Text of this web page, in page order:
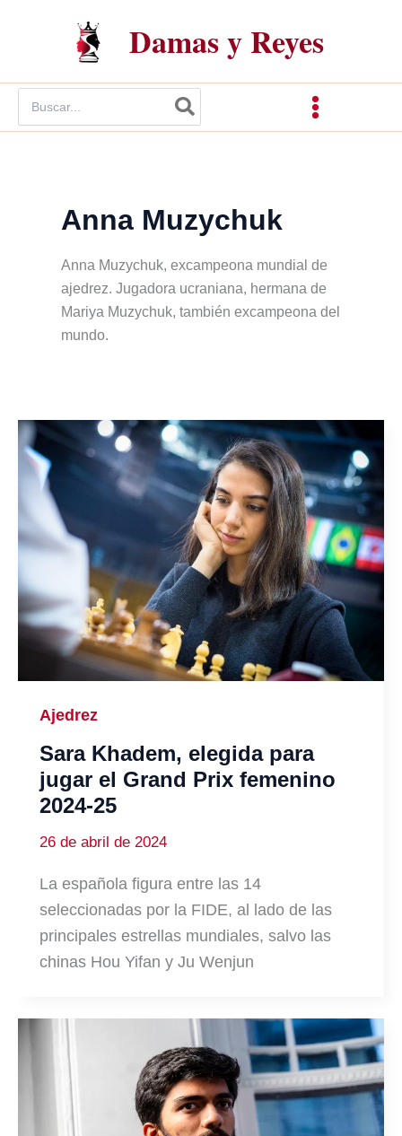
Damas y Reyes
por:
Anna Muzychuk
Anna Muzychuk, excampeona mundial de
ajedrez. Jugadora ucraniana, hermana de
Mariya Muzychuk, también excampeona del
mundo.
Ajedrez
Sara Khadem, elegida para
jugar el Grand Prix femenino
2024-25
26 de abril de 2024
La española figura entre las 14
seleccionadas por la FIDE, al lado de las
principales estrellas mundiales, salvo las
chinas Hou Yifan y Ju Wenjun